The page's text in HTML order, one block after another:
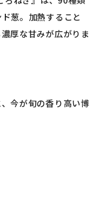
葱。加熱すること
厚な甘みが広がりま
今が旬の香り高い博